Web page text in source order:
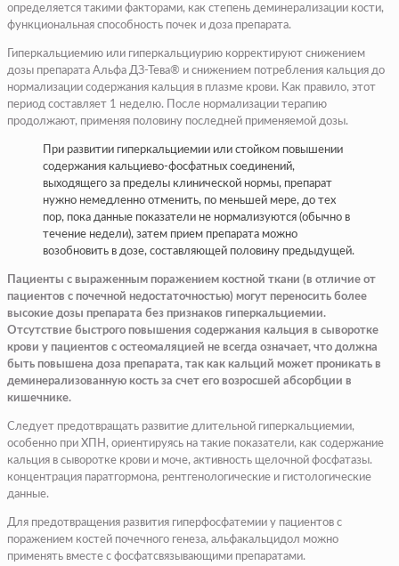
определяется такими факторами, как степень деминерализации кости,
функциональная способность почек и доза препарата.
Гиперкальциемию или гиперкальциурию корректируют снижением
дозы препарата Альфа ДЗ-Тева® и снижением потребления кальция до
нормализации содержания кальция в плазме крови. Как правило, этот
период составляет 1 неделю. После нормализации терапию
продолжают, применяя половину последней применяемой дозы.
При развитии гиперкальциемии или стойком повышении
содержания кальциево-фосфатных соединений,
выходящего за пределы клинической нормы, препарат
нужно немедленно отменить, по меньшей мере, до тех
пор, пока данные показатели не нормализуются (обычно в
течение недели), затем прием препарата можно
возобновить в дозе, составляющей половину предыдущей.
Пациенты с выраженным поражением костной ткани (в отличие от
пациентов с почечной недостаточностью) могут переносить более
высокие дозы препарата без признаков гиперкальциемии.
Отсутствие быстрого повышения содержания кальция в сыворотке
крови у пациентов с остеомаляцией не всегда означает, что должна
быть повышена доза препарата, так как кальций может проникать в
деминерализованную кость за счет его возросшей абсорбции в
кишечнике.
Следует предотвращать развитие длительной гиперкальциемии,
особенно при ХПН, ориентируясь на такие показатели, как содержание
кальция в сыворотке крови и моче, активность щелочной фосфатазы.
концентрация паратгормона, рентгенологические и гистологические
данные.
Для предотвращения развития гиперфосфатемии у пациентов с
поражением костей почечного генеза, альфакальцидол можно
применять вместе с фосфатсвязывающими препаратами.